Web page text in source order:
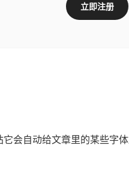
立即注册
会自动给文章里的某些字